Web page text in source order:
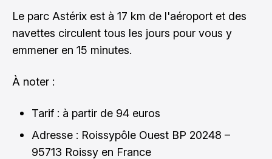
Le parc Astérix est à 17 km de l'aéroport et des
navettes circulent tous les jours pour vous y
emmener en 15 minutes.
À noter :
Tarif : à partir de 94 euros
Adresse : Roissypôle Ouest BP 20248 –
95713 Roissy en France